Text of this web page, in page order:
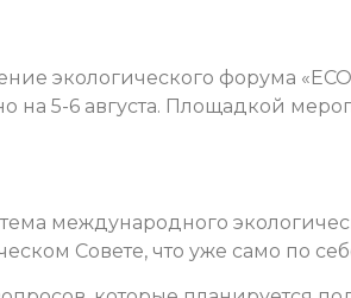
экологического форума
на 5-6 августа. Площадкой
тема международного
Совете, что уже само по